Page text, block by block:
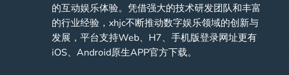
的互动娱乐体验。凭借强大的技术研发团队和丰富
的行业经验，xhjc不断推动数字娱乐领域的创新与
发展，平台支持Web、H7、手机版登录网址更有
iOS、Android原生APP官方下载。